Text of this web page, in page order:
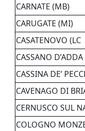
CARNATE (MB)
CARUGATE (MI)
CASATENOVO (LC
CASSANO
CASSINA DE’
CAVENAGO DI
CERNUSCO SUL
COLOGNO